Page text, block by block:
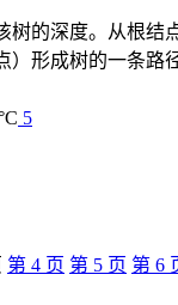
树的深度。从根结
）形成树的一条路
5
第 4 页 第 5 页 第 6